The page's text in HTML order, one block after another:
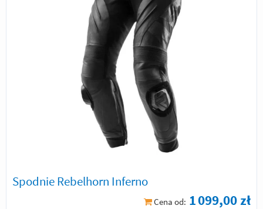
Spodnie Rebelhorn Inferno
Cena od: 1 099,00 zł